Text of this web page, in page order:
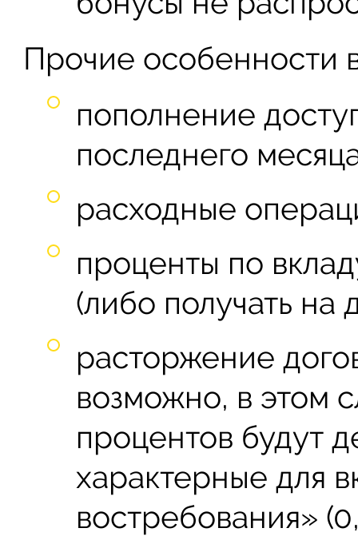
Прочие особенности
пополнение
последнего
расходные
проценты по
(либо получать на
расторжение
возможно, в этом
процентов будут
характерные для
востребования»